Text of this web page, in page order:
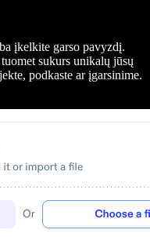
įkelkite garso pavyzdį.
sukurs unikalų jūsų
podkaste ar įgarsinime.